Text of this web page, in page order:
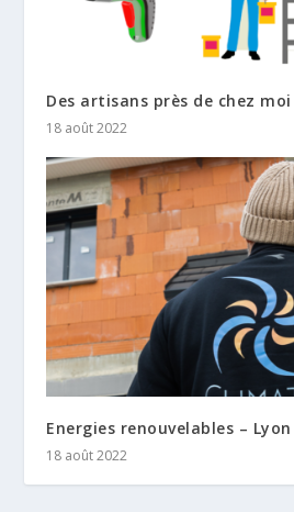
Des artisans près de chez moi
18 août 2022
Energies renouvelables –
18 août 2022